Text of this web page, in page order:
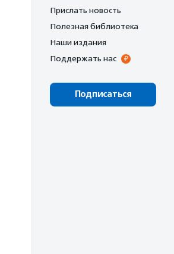
Прислать новость
Полезная библиотека
Наши издания
Поддержать нас
Подписаться